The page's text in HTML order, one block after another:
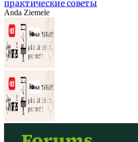
практические советы
Anda Ziemele